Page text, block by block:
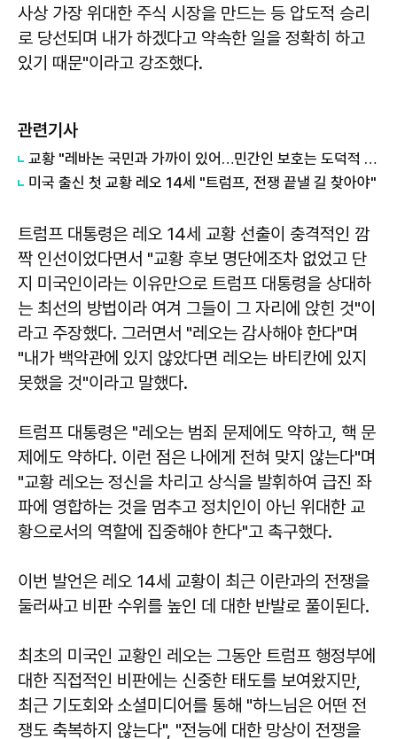
사상 가장 위대한 주식 시장을 만드는 등 압도적 승리
로 당선되며 내가 하겠다고 약속한 일을 정확히 하고
있기 때문"이라고 강조했다.
관련기사
교황 "레바논 국민과 가까이 있어…민간인 보호는 도덕적 의무"
미국 출신 첫 교황 레오 14세 "트럼프, 전쟁 끝낼 길 찾아야"
트럼프 대통령은 레오 14세 교황 선출이 충격적인 깜
짝 인선이었다면서 "교황 후보 명단에조차 없었고 단
지 미국인이라는 이유만으로 트럼프 대통령을 상대하
는 최선의 방법이라 여겨 그들이 그 자리에 앉힌 것"이
라고 주장했다. 그러면서 "레오는 감사해야 한다"며
"내가 백악관에 있지 않았다면 레오는 바티칸에 있지
못했을 것"이라고 말했다.
트럼프 대통령은 "레오는 범죄 문제에도 약하고, 핵 문
제에도 약하다. 이런 점은 나에게 전혀 맞지 않는다"며
"교황 레오는 정신을 차리고 상식을 발휘하여 급진 좌
파에 영합하는 것을 멈추고 정치인이 아닌 위대한 교
황으로서의 역할에 집중해야 한다"고 촉구했다.
이번 발언은 레오 14세 교황이 최근 이란과의 전쟁을
둘러싸고 비판 수위를 높인 데 대한 반발로 풀이된다.
최초의 미국인 교황인 레오는 그동안 트럼프 행정부에
대한 직접적인 비판에는 신중한 태도를 보여왔지만,
최근 기도회와 소셜미디어를 통해 "하느님은 어떤 전
쟁도 축복하지 않는다", "전능에 대한 망상이 전쟁을